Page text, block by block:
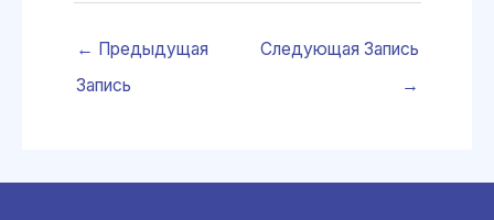
← Предыдущая
Запись
Следующая Запись
→